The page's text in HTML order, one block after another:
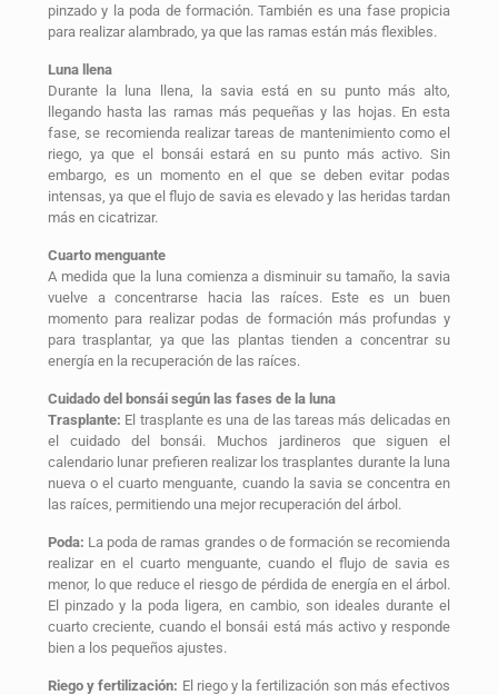
pinzado y la poda de formación. También es una fase propicia
para realizar alambrado, ya que las ramas están más flexibles.
Luna llena
Durante la luna llena, la savia está en su punto más alto,
llegando hasta las ramas más pequeñas y las hojas. En esta
fase, se recomienda realizar tareas de mantenimiento como el
riego, ya que el bonsái estará en su punto más activo. Sin
embargo, es un momento en el que se deben evitar podas
intensas, ya que el flujo de savia es elevado y las heridas tardan
más en cicatrizar.
Cuarto menguante
A medida que la luna comienza a disminuir su tamaño, la savia
vuelve a concentrarse hacia las raíces. Este es un buen
momento para realizar podas de formación más profundas y
para trasplantar, ya que las plantas tienden a concentrar su
energía en la recuperación de las raíces.
Cuidado del bonsái según las fases de la luna
Trasplante: El trasplante es una de las tareas más delicadas en
el cuidado del bonsái. Muchos jardineros que siguen el
calendario lunar prefieren realizar los trasplantes durante la luna
nueva o el cuarto menguante, cuando la savia se concentra en
las raíces, permitiendo una mejor recuperación del árbol.
Poda: La poda de ramas grandes o de formación se recomienda
realizar en el cuarto menguante, cuando el flujo de savia es
menor, lo que reduce el riesgo de pérdida de energía en el árbol.
El pinzado y la poda ligera, en cambio, son ideales durante el
cuarto creciente, cuando el bonsái está más activo y responde
bien a los pequeños ajustes.
Riego y fertilización: El riego y la fertilización son más efectivos